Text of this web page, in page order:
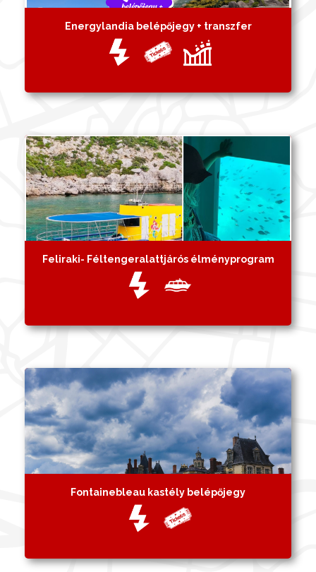
Energylandia belépőjegy + transzfer
Feliraki- Féltengeralattjárós élményprogram
Fontainebleau kastély belépőjegy